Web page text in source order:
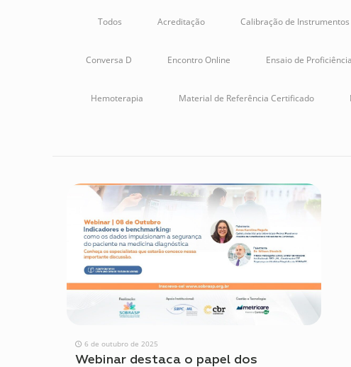
Todos Acreditação Calibração de Instrumentos
Conversa D Encontro Online Ensaio de Proficiência
Hemoterapia Material de Referência Certificado
6 de outubro de 2025
Webinar destaca o papel dos